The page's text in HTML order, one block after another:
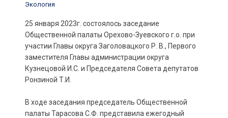
Экология
25 января 2023г. состоялось заседание
Общественной палаты Орехово-Зуевского г.о. при
участии Главы округа Заголовацкого Р. В., Первого
заместителя Главы администрации округа
Кузнецовой И.С. и Председателя Совета депутатов
Ронзиной Т.И.
В ходе заседания председатель Общественной
палаты Тарасова С.Ф. представила ежегодный